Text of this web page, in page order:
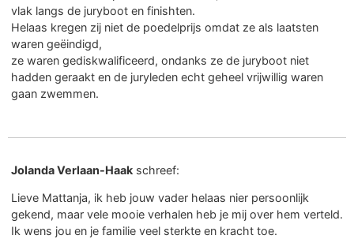
vlak langs de juryboot en finishten.
Helaas kregen zij niet de poedelprijs omdat ze als laatsten
waren geëindigd,
ze waren gediskwalificeerd, ondanks ze de juryboot niet
hadden geraakt en de juryleden echt geheel vrijwillig waren
gaan zwemmen.
Jolanda Verlaan-Haak schreef:
Lieve Mattanja, ik heb jouw vader helaas nier persoonlijk
gekend, maar vele mooie verhalen heb je mij over hem verteld.
Ik wens jou en je familie veel sterkte en kracht toe.